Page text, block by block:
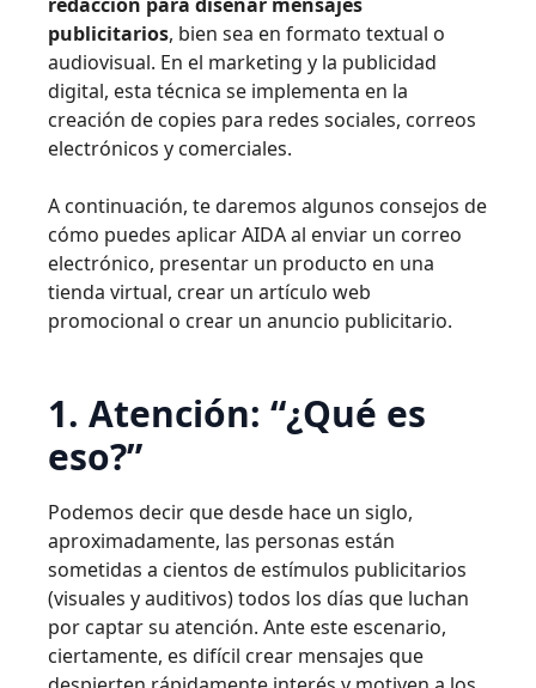
publicitarios, bien sea en formato textual o
audiovisual. En el marketing y la publicidad
digital, esta técnica se implementa en la
creación de copies para redes sociales, correos
electrónicos y comerciales.
A continuación, te daremos algunos consejos de
cómo puedes aplicar AIDA al enviar un correo
electrónico, presentar un producto en una
tienda virtual, crear un artículo web
promocional o crear un anuncio publicitario.
1. Atención: “¿Qué es
eso?”
Podemos decir que desde hace un siglo,
aproximadamente, las personas están
sometidas a cientos de estímulos publicitarios
(visuales y auditivos) todos los días que luchan
por captar su atención. Ante este escenario,
ciertamente, es difícil crear mensajes que